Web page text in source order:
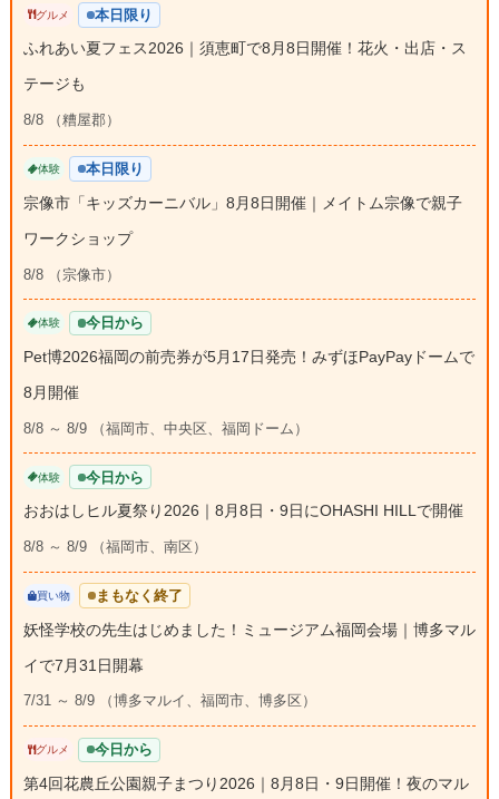
グルメ 本日限り
ふれあい夏フェス2026｜須恵町で8月8日開催！花火・出店・ス
テージも
8/8 （糟屋郡）
体験 本日限り
宗像市「キッズカーニバル」8月8日開催｜メイトム宗像で親子
ワークショップ
8/8 （宗像市）
体験 今日から
Pet博2026福岡の前売券が5月17日発売！みずほPayPayドームで
8月開催
8/8 ～ 8/9 （福岡市、中央区、福岡ドーム）
体験 今日から
おおはしヒル夏祭り2026｜8月8日・9日にOHASHI HILLで開催
8/8 ～ 8/9 （福岡市、南区）
買い物 まもなく終了
妖怪学校の先生はじめました！ミュージアム福岡会場｜博多マル
イで7月31日開幕
7/31 ～ 8/9 （博多マルイ、福岡市、博多区）
グルメ 今日から
第4回花農丘公園親子まつり2026｜8月8日・9日開催！夜のマル